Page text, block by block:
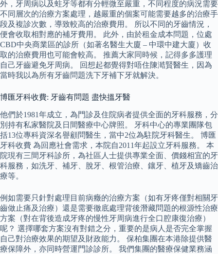
外，牙周病以及蛀牙等都有分輕微至嚴重，不同程度的病況需要
不同層次的治療方案處理，越嚴重的個案可能需要越多的治療手
段及複診次數，導致較高的治療費用。 所以不同的牙齒情況，
便會收取相對應的補牙費用。 此外，由於租金成本問題，位處
CBD中央商業區的診所（如著名醫生大廈 – 中環中建大廈）收
取的治療費用也可能會較高。 推薦大家同時候，記得多多護理
自己牙齒避免牙周病。 回想起都覺得對唔住陳澔賢醫生，因為
當時我以為所有牙齒問題洗下牙補下牙就解決。
博匯牙科收費: 牙齒有問題 盡快搵牙醫
他們於1981年成立，為門診及住院病者提供全面的牙科服務，分
別持有私家醫院及日間醫療中心牌照。 牙科中心的專業團隊包
括13位專科資深名譽顧問醫生，當中2位為駐院牙科醫生。 博匯
牙科收費 為回應社會需求，本院自2011年起設立牙科服務。 本
院現有三間牙科診所，為社區人士提供專業全面、價錢相宜的牙
科服務，如洗牙、補牙、脫牙、根管治療、鑲牙、植牙及矯齒治
療等。
例如需要只針對處理目前病癥的治療方案（如有牙疼僅對相關牙
齒做止痛及治療）還是需要徹底處理背後潛藏問題的根源性治療
方案（對在背後造成牙疼的慢性牙周病進行全口腔康復治療）
呢？ 選擇哪套方案沒有對錯之分，重要的是病人是否完全掌握
自己對治療效果的期望及財政能力。 保柏集團在本港除提供醫
療保障外，亦同時營運門診診所。 我們集團的醫療保健業務涵